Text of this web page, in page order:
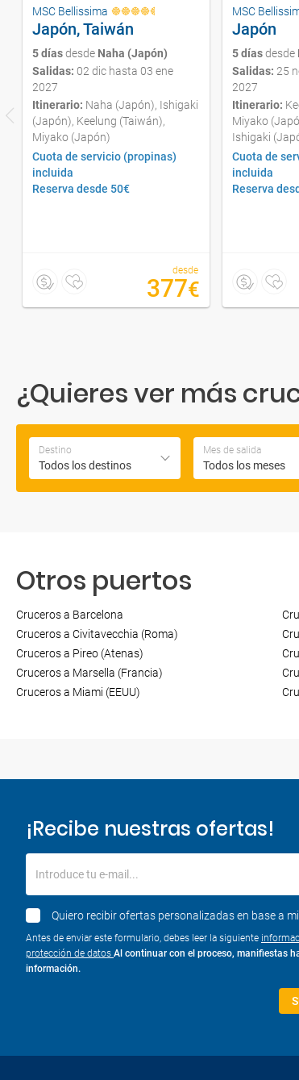
MSC Bellissima
Japón, Taiwán
5 díasdesde Naha (Japón)
Salidas: 02 dic hasta 03 ene
2027
Itinerario: Naha (Japón), Ishigaki
(Japón), Keelung (Taiwán),
Miyako (Japón)
Cuota de servicio (propinas)
incluida
Reserva desde 50€
desde
377€
MSC
Japón
5 díasdesde
Salidas: 25
2027
Itinerario:
Miyako
Ishigaki
Cuota de
incluida
Reserva
¿Quieres ver más
Destino
Todos los destinos
Mes de salida
Todos los meses
Otros puertos
Cruceros a Barcelona
Cruceros a Civitavecchia (Roma)
Cruceros a Pireo (Atenas)
Cruceros a Marsella (Francia)
Cruceros a Miami (EEUU)
¡Recibe nuestras ofertas!
Introduce tu e-mail...
Quiero recibir ofertas personalizadas en base a
Antes de enviar este formulario, debes leer la siguiente
protección de datos Al continuar con el proceso, manifiestas
información.